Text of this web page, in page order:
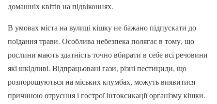
домашніх квітів на підвіконнях.
В умовах міста на вулиці кішку не бажано підпускати до
поїдання трави. Особлива небезпека полягає в тому, що
рослини мають здатність точно вбирати в себе всі речовини
які шкідливі. Відпрацьовані гази, різні пестициди, що
розпорошуються на міських клумбах, можуть виявитися
причиною отруєння і гострої інтоксикації організму кішки.